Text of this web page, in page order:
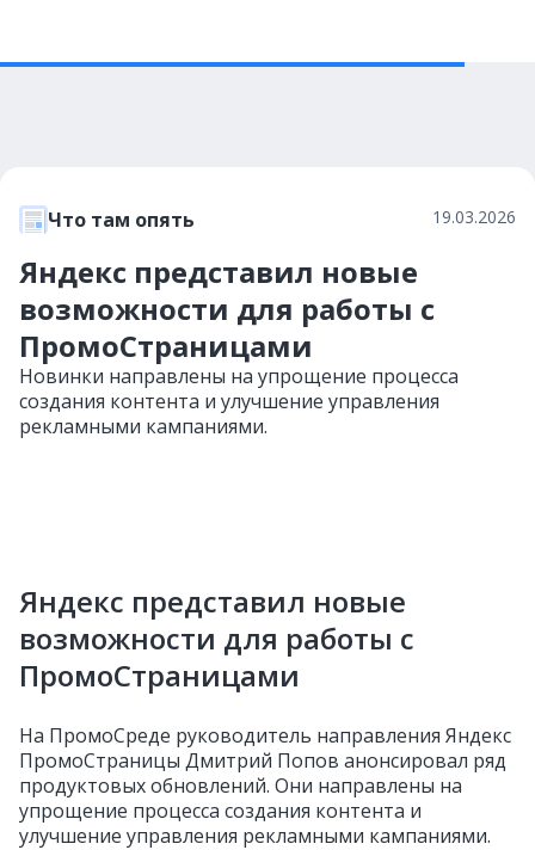
Что там опять 19.03.2026
Яндекс представил новые
возможности для работы с
ПромоСтраницами
Новинки направлены на упрощение процесса
создания контента и улучшение управления
рекламными кампаниями.
Яндекс представил новые
возможности для работы с
ПромоСтраницами
На ПромоСреде руководитель направления Яндекс
ПромоСтраницы Дмитрий Попов анонсировал ряд
продуктовых обновлений. Они направлены на
упрощение процесса создания контента и
улучшение управления рекламными кампаниями.